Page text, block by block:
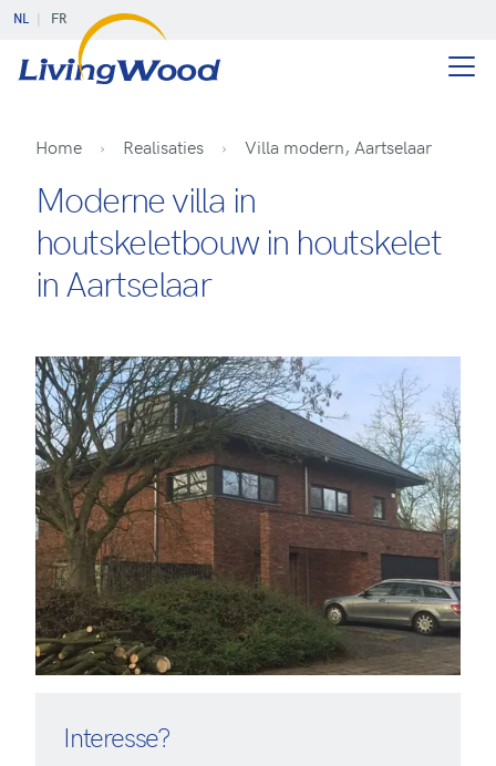
NL FR
Home Realisaties Villa modern, Aartselaar
Moderne villa in
houtskeletbouw in houtskelet
in Aartselaar
Interesse?